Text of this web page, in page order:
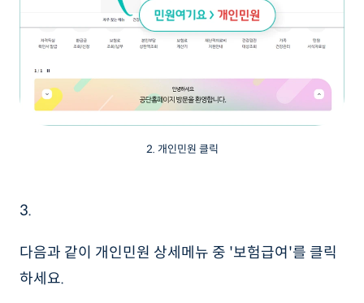
2. 개인민원 클릭
3.
다음과 같이 개인민원 상세메뉴 중 '보험급여'를 클릭
하세요.